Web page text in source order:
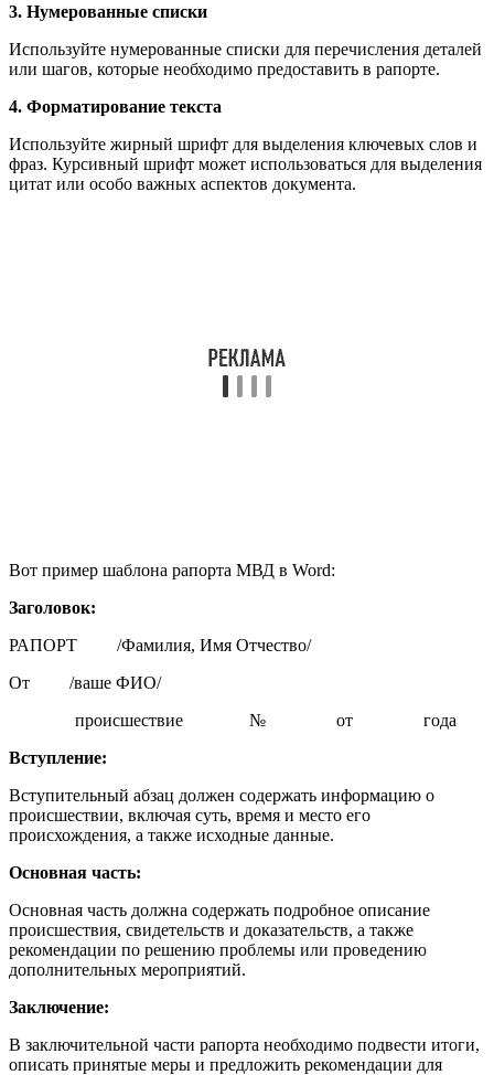
3. Нумерованные списки
Используйте нумерованные списки для перечисления деталей
или шагов, которые необходимо предоставить в рапорте.
4. Форматирование текста
Используйте жирный шрифт для выделения ключевых слов и
фраз. Курсивный шрифт может использоваться для выделения
цитат или особо важных аспектов документа.
Вот пример шаблона рапорта МВД в Word:
Заголовок:
РАПОРТ /Фамилия, Имя Отчество/
От /ваше ФИО/
происшествие № от года
Вступление:
Вступительный абзац должен содержать информацию о
происшествии, включая суть, время и место его
происхождения, а также исходные данные.
Основная часть:
Основная часть должна содержать подробное описание
происшествия, свидетельств и доказательств, а также
рекомендации по решению проблемы или проведению
дополнительных мероприятий.
Заключение:
В заключительной части рапорта необходимо подвести итоги,
описать принятые меры и предложить рекомендации для